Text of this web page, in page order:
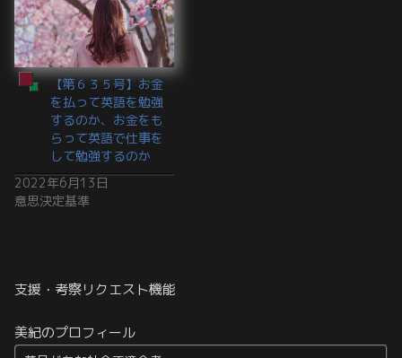
【第６３５号】お金
を払って英語を勉強
するのか、お金をも
らって英語で仕事を
して勉強するのか
2022年6月13日
意思決定基準
支援・考察リクエスト機能
美紀のプロフィール